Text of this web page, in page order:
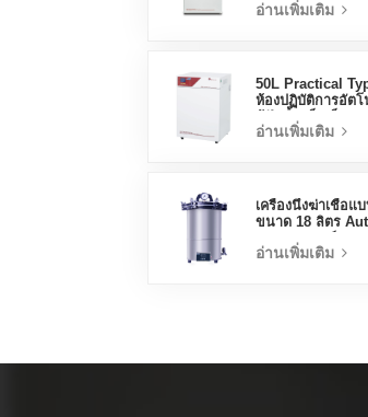
อาชีพLab
อ่านเพิ่มเติม
50L Practical
ห้องปฏิบัติการอัตโ
อ่านเพิ่มเติม
เครื่องนึ่งฆ่าเชื้อแ
ขนาด 18 ลิตร
Autoclave
อ่านเพิ่มเติม